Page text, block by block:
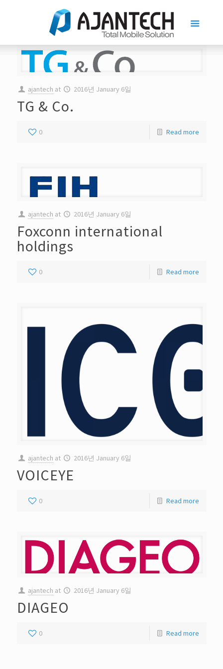
ajantech at 2016년 January 6일
TG & Co.
0 Read more
ajantech at 2016년 January 6일
Foxconn international
holdings
0 Read more
ajantech at 2016년 January 6일
VOICEYE
0 Read more
ajantech at 2016년 January 6일
DIAGEO
0 Read more